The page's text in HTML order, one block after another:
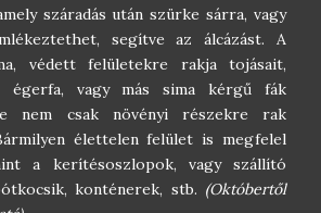
száradás után szürke sárra, vagy
segítve az álcázást. A
védett felületekre rakja tojásait,
égerfa, vagy más sima kérgű fák
nem csak növényi részekre rak
élettelen felület is megfelel
a kerítésoszlopok, vagy szállító
konténerek, stb. (Októbertől